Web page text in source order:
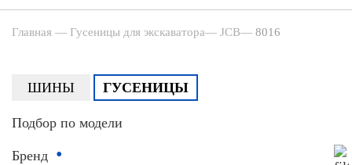
Главная — Гусеницы для экскаватора— JCB— 8016
ШИНЫ ГУСЕНИЦЫ
Подбор по модели
Бренд •